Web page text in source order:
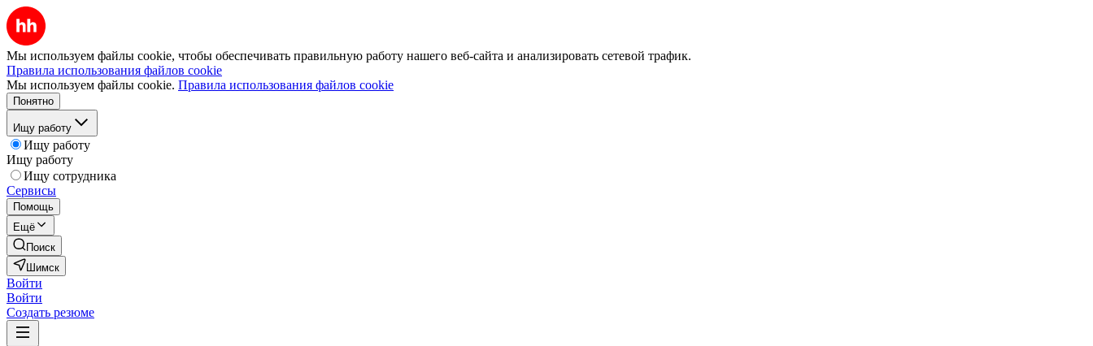
Мы используем файлы cookie, чтобы обеспечивать правильную работу нашего веб-сайта и анализировать сетевой трафик.
Правила использования файлов cookie
Мы используем файлы cookie. Правила использования файлов cookie
Понятно
Ищу работу
Ищу работу
Ищу работу
Ищу сотрудника
Сервисы
Помощь
Ещё
Поиск
Шимск
Войти
Войти
Создать резюме